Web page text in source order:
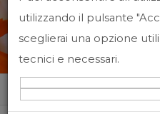
Home News&events
utilizzando il pulsante
sceglierai una opzione
tecnici e necessari.